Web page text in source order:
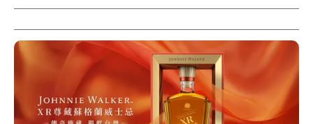
已是品牌愛好者的她也力推手上Mia Tote Bag，表示自
己曾去日本搶購卻撲空，今天要趁著工作空檔要好好逛
逛。